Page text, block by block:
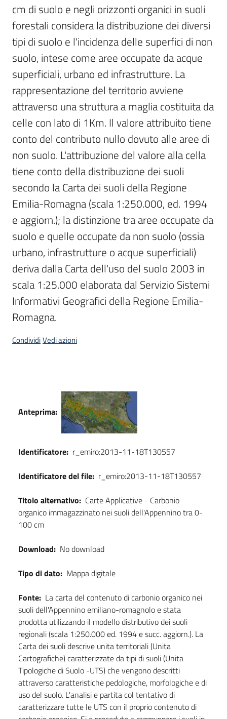
su
cm di suolo e negli orizzonti organici in suoli
forestali considera la distribuzione dei diversi
tipi di suolo e l'incidenza delle superfici di non
suolo, intese come aree occupate da acque
superficiali, urbano ed infrastrutture. La
rappresentazione del territorio avviene
attraverso una struttura a maglia costituita da
celle con lato di 1Km. Il valore attribuito tiene
conto del contributo nullo dovuto alle aree di
non suolo. L'attribuzione del valore alla cella
tiene conto della distribuzione dei suoli
secondo la Carta dei suoli della Regione
Emilia-Romagna (scala 1:250.000, ed. 1994
e aggiorn.); la distinzione tra aree occupate da
suolo e quelle occupate da non suolo (ossia
urbano, infrastrutture o acque superficiali)
deriva dalla Carta dell'uso del suolo 2003 in
scala 1:25.000 elaborata dal Servizio Sistemi
Informativi Geografici della Regione Emilia-
Romagna.
CondividiVedi azioni
Anteprima:
Identificatore: r_emiro:2013-11-18T130557
Identificatore del file: r_emiro:2013-11-18T130557
Titolo alternativo: Carte Applicative - Carbonio
organico immagazzinato nei suoli dell'Appennino tra 0-
100 cm
Download: No download
Tipo di dato: Mappa digitale
Fonte: La carta del contenuto di carbonio organico nei
suoli dell'Appennino emiliano-romagnolo e stata
prodotta utilizzando il modello distributivo dei suoli
regionali (scala 1:250.000 ed. 1994 e succ. aggiorn.). La
Carta dei suoli descrive unita territoriali (Unita
Cartografiche) caratterizzate da tipi di suoli (Unita
Tipologiche di Suolo -UTS) che vengono descritti
attraverso caratteristiche pedologiche, morfologiche e di
uso del suolo. L'analisi e partita col tentativo di
caratterizzare tutte le UTS con il proprio contenuto di